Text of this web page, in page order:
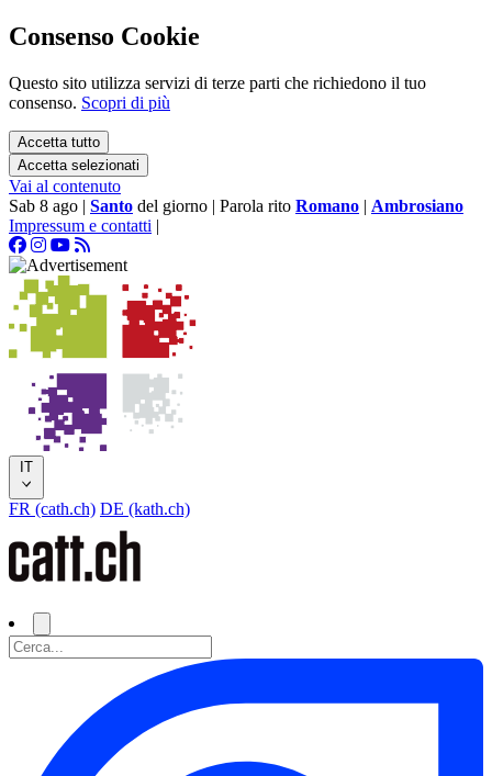
Consenso Cookie
Questo sito utilizza servizi di terze parti che richiedono il tuo
consenso. Scopri di più
Accetta tutto
Accetta selezionati
Vai al contenuto
Sab 8 ago | Santo del giorno | Parola rito Romano | Ambrosiano
Impressum e contatti |
IT
FR (cath.ch) DE (kath.ch)